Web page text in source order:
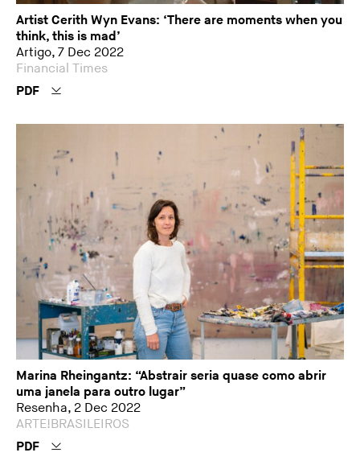
Artist Cerith Wyn Evans: ‘There are moments when you
think, this is mad’
Artigo, 7 Dec 2022
Financial Times
PDF
Marina Rheingantz: “Abstrair seria quase como abrir
uma janela para outro lugar”
Resenha, 2 Dec 2022
ARTE!BRASILEIROS
PDF